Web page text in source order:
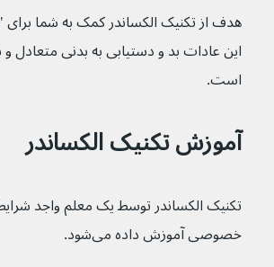
هدف از تکنیک الکساندر کمک به شما
این عادات بد و دستیابی به بدنی متعادل و
است.
آموزش تکنیک الکساندر
تکنیک الکساندر توسط یک معلم واجد
خصوصی آموزش داده می‌شود.